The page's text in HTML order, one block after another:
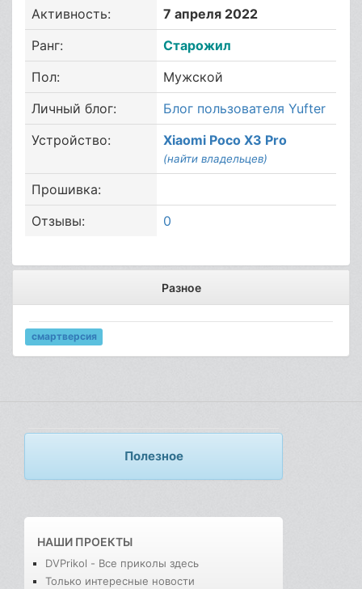
Активность:
7 апреля 2022
Ранг:
Старожил
Пол:
Мужской
Личный блог:
Блог пользователя Yufter
Устройство:
Xiaomi Poco X3 Pro
(найти владельцев)
Прошивка:
Отзывы:
0
Разное
смартверсия
Полезное
НАШИ ПРОЕКТЫ
DVPrikol - Все приколы здесь
Только интересные новости